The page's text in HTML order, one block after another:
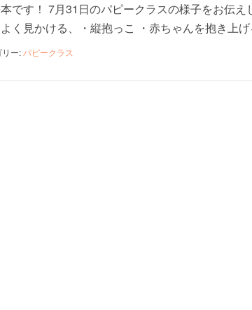
です！ 7月31日のパピークラスの様子をお伝
く見かける、・縦抱っこ ・赤ちゃんを抱き上
リー: パピークラス